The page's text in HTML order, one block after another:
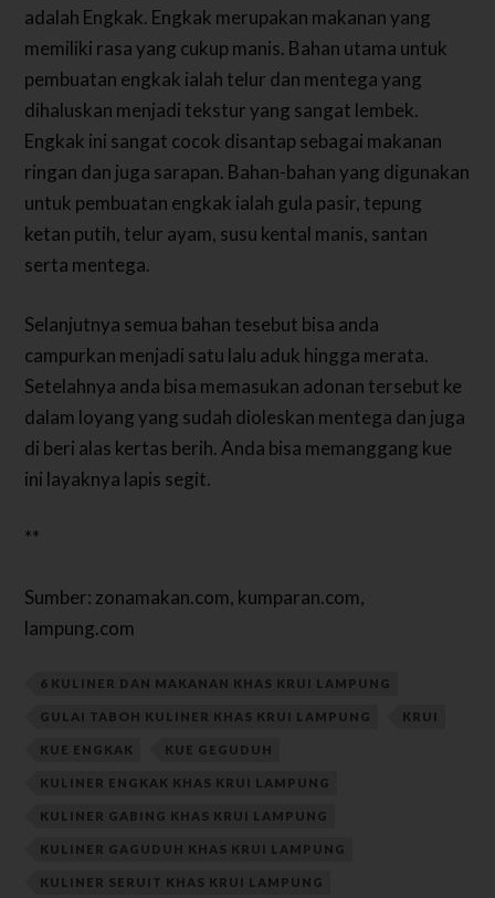
adalah Engkak. Engkak merupakan makanan yang
memiliki rasa yang cukup manis. Bahan utama untuk
pembuatan engkak ialah telur dan mentega yang
dihaluskan menjadi tekstur yang sangat lembek.
Engkak ini sangat cocok disantap sebagai makanan
ringan dan juga sarapan. Bahan-bahan yang digunakan
untuk pembuatan engkak ialah gula pasir, tepung
ketan putih, telur ayam, susu kental manis, santan
serta mentega.
Selanjutnya semua bahan tesebut bisa anda
campurkan menjadi satu lalu aduk hingga merata.
Setelahnya anda bisa memasukan adonan tersebut ke
dalam loyang yang sudah dioleskan mentega dan juga
di beri alas kertas berih. Anda bisa memanggang kue
ini layaknya lapis segit.
**
Sumber: zonamakan.com, kumparan.com,
lampung.com
6 KULINER DAN MAKANAN KHAS KRUI LAMPUNG
GULAI TABOH KULINER KHAS KRUI LAMPUNG KRUI
KUE ENGKAK KUE GEGUDUH
KULINER ENGKAK KHAS KRUI LAMPUNG
KULINER GABING KHAS KRUI LAMPUNG
KULINER GAGUDUH KHAS KRUI LAMPUNG
KULINER SERUIT KHAS KRUI LAMPUNG